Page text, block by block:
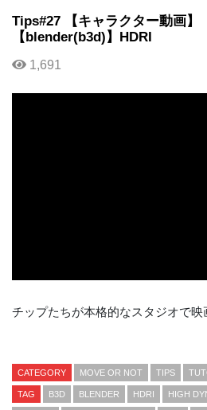
Tips#27 【キャラクター動画】
【blender(b3d)】HDRI
1,691
チップたちが本格的なスタジオで映
CATEGORY MOVE OR NOT TIPS
TAG B3D BLENDER HDRI HIGH